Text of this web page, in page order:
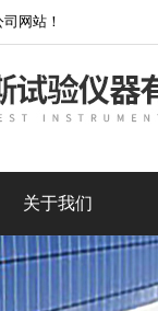
网站！
关于我们